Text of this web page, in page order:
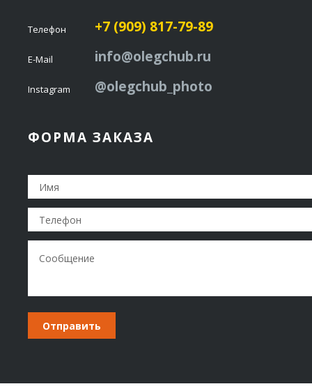
Телефон +7 (909) 817-79-89
E-Mail info@olegchub.ru
Instagram @olegchub_photo
ФОРМА ЗАКАЗА